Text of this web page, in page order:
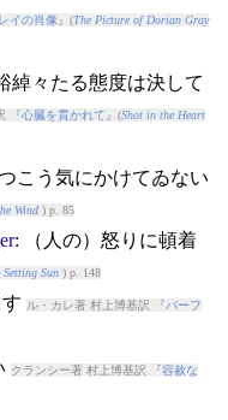
イの肖像』(The Picture of Dorian Gray
綽々たる態度は決して
『心臓を貫かれて 』(Shot in the Heart
こう気にかけてゐない
Wind) p. 85
: （人の）怒りに頓着
Setting Sun) p. 148
ル・カレ著 村上博基訳 『パーフ
クランシー著 村上博基訳 『容赦な